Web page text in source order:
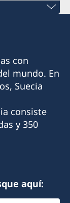
por
asistente
09:00 a
con
mundo. En
Suecia
consiste
y 350
aquí: